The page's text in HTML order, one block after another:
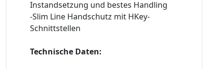
Instandsetzung und bestes Handling
-Slim Line Handschutz mit HKey-
Schnittstellen
Technische Daten: